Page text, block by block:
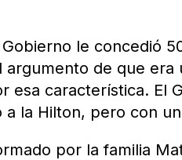
le concedió
argumento de que
esa característica. El
a la Hilton, pero con
por la familia